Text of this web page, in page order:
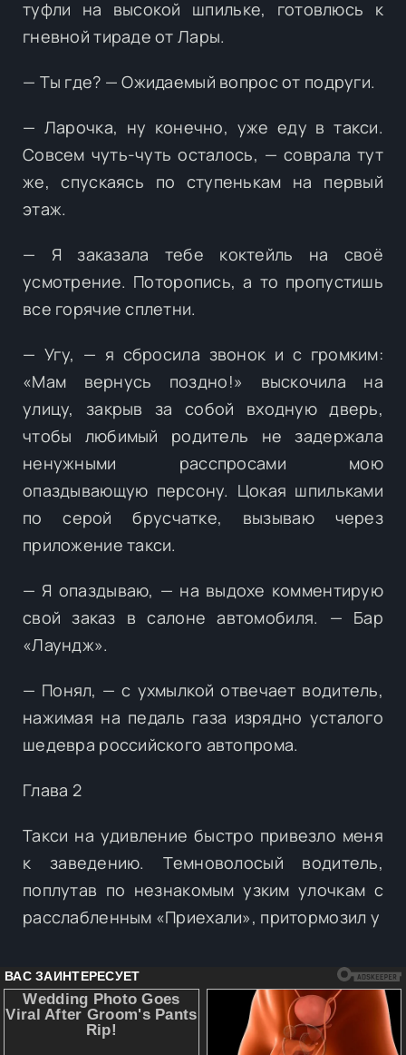
туфли на высокой шпильке, готовлюсь к
гневной тираде от Лары.
— Ты где? — Ожидаемый вопрос от подруги.
— Ларочка, ну конечно, уже еду в такси.
Совсем чуть-чуть осталось, — соврала тут
же, спускаясь по ступенькам на первый
этаж.
— Я заказала тебе коктейль на своё
усмотрение. Поторопись, а то пропустишь
все горячие сплетни.
— Угу, — я сбросила звонок и с громким:
«Мам вернусь поздно!» выскочила на
улицу, закрыв за собой входную дверь,
чтобы любимый родитель не задержала
ненужными расспросами мою
опаздывающую персону. Цокая шпильками
по серой брусчатке, вызываю через
приложение такси.
— Я опаздываю, — на выдохе комментирую
свой заказ в салоне автомобиля. — Бар
«Лаундж».
— Понял, — с ухмылкой отвечает водитель,
нажимая на педаль газа изрядно усталого
шедевра российского автопрома.
Глава 2
Такси на удивление быстро привезло меня
к заведению. Темноволосый водитель,
поплутав по незнакомым узким улочкам с
расслабленным «Приехали», притормозил у